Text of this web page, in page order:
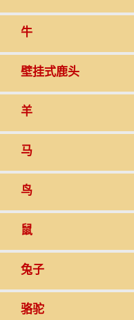
牛
壁挂式鹿头
羊
马
鸟
鼠
兔子
骆驼